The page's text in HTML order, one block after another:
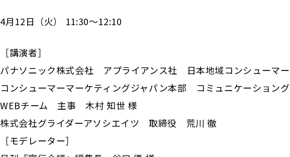
4月12日（火） 11:30～12:10
［講演者］
パナソニック株式会社 アプライアンス社 日本地域コンシューマ
コンシューマーマーケティングジャパン本部 コミュニケーション
WEBチーム 主事 木村 知世 様
株式会社グライダーアソシエイツ 取締役 荒川 徹
［モデレーター］